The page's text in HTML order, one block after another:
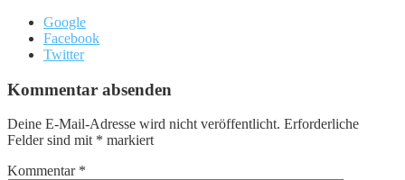
Google
Facebook
Twitter
Kommentar absenden
Deine E-Mail-Adresse wird nicht veröffentlicht. Erforderliche
Felder sind mit * markiert
Kommentar *